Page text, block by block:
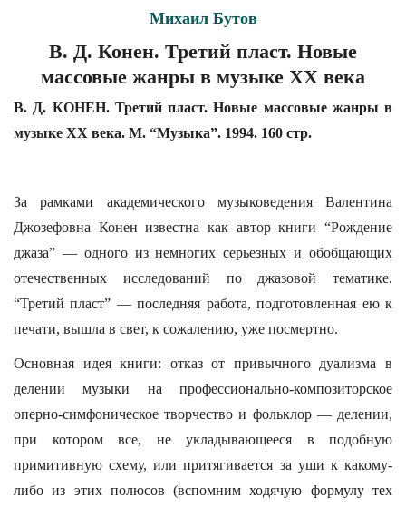
Михаил Бутов
В. Д. Конен. Третий пласт. Новые
массовые жанры в музыке XX века
В. Д. КОНЕН. Третий пласт. Новые массовые жанры в
музыке XX века. М. “Музыка”. 1994. 160 стр.
За рамками академического музыковедения Валентина
Джозефовна Конен известна как автор книги “Рождение
джаза” — одного из немногих серьезных и обобщающих
отечественных исследований по джазовой тематике.
“Третий пласт” — последняя работа, подготовленная ею к
печати, вышла в свет, к сожалению, уже посмертно.
Основная идея книги: отказ от привычного дуализма в
делении музыки на профессионально-композиторское
оперно-симфоническое творчество и фольклор — делении,
при котором все, не укладывающееся в подобную
примитивную схему, или притягивается за уши к какому-
либо из этих полюсов (вспомним ходячую формулу тех